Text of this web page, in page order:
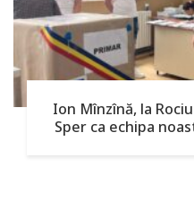
Ion Mînzînă, la
Sper ca echipa